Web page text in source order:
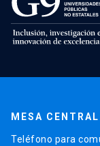
MESA CENTRAL
Teléfono para